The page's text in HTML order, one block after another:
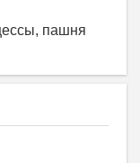
пашня